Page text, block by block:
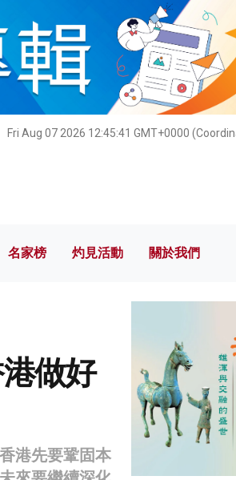
Fri Aug 07 2026 12:45:42 GMT+0000
名家榜 灼見活動 關於我們
名家榜 灼見活動 關於我們
做好
港先要鞏固本